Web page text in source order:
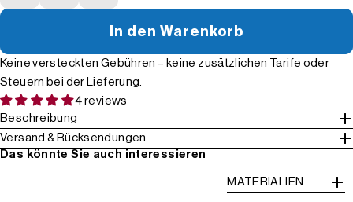
In den Warenkorb
Keine versteckten Gebühren – keine zusätzlichen Tarife oder
Steuern bei der Lieferung.
4 reviews
Beschreibung
Versand & Rücksendungen
Das könnte Sie auch interessieren
MATERIALIEN